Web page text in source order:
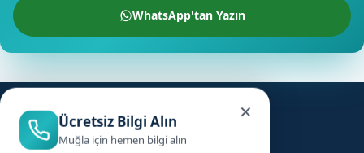
WhatsApp'tan Yazın
×
Ücretsiz Bilgi Alın
Muğla için hemen bilgi alın